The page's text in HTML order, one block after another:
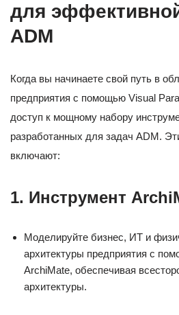
для
ADM
Когда вы начинаете свой путь в
предприятия с помощью Visual
доступ к мощному набору
разработанных для задач ADM.
включают:
1. Инструмент
Моделируйте бизнес, ИТ и
архитектуры предприятия с
ArchiMate, обеспечивая
архитектуры.